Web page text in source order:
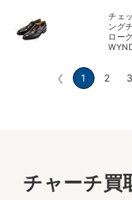
チェ
ング
ロー
❮ 1 2 3
チャーチ買